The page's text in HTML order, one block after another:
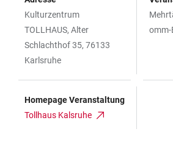
Kulturzentrum
TOLLHAUS, Alter
Schlachthof 35, 76133
Karlsruhe
omm-
Homepage Veranstaltung
Tollhaus Kalsruhe